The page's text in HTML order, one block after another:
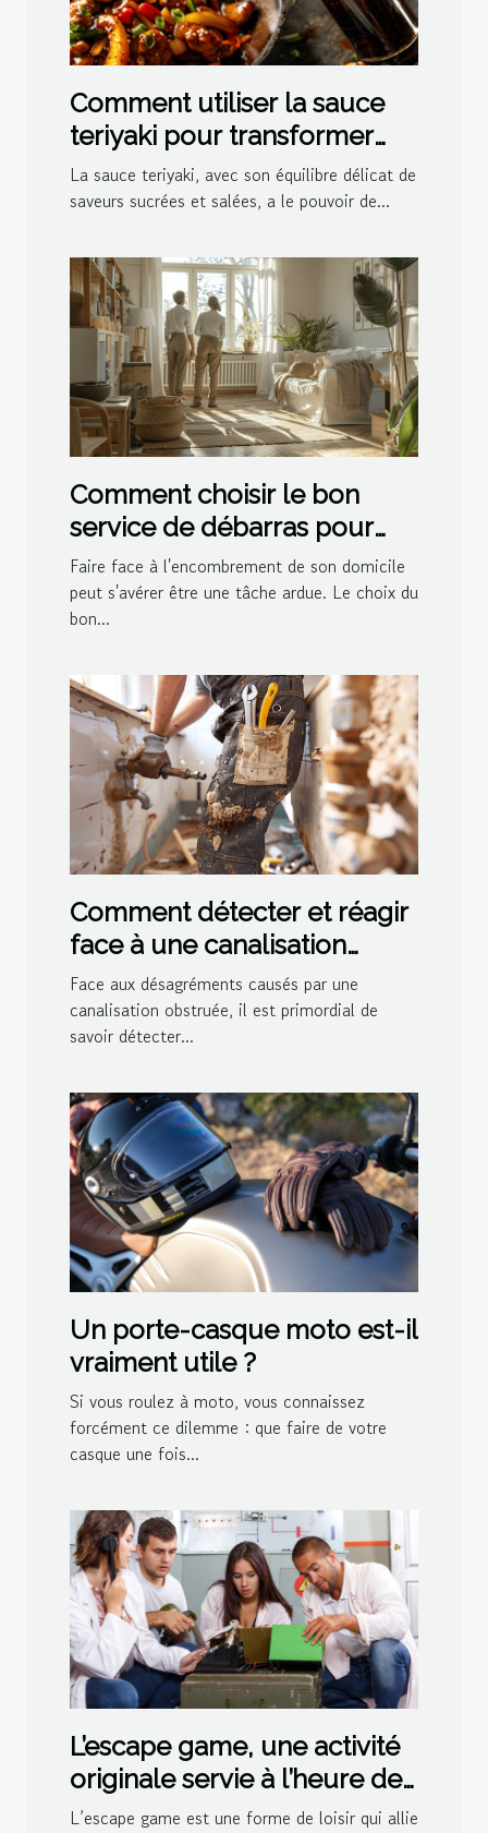
Comment utiliser la sauce
teriyaki pour transformer
vos plats
La sauce teriyaki, avec son équilibre délicat de
saveurs sucrées et salées, a le pouvoir de...
Comment choisir le bon
service de débarras pour
votre domicile
Faire face à l'encombrement de son domicile
peut s'avérer être une tâche ardue. Le choix du
bon...
Comment détecter et réagir
face à une canalisation
bouchée
Face aux désagréments causés par une
canalisation obstruée, il est primordial de
savoir détecter...
Un porte-casque moto est-il
vraiment utile ?
Si vous roulez à moto, vous connaissez
forcément ce dilemme : que faire de votre
casque une fois...
L’escape game, une activité
originale servie à l’heure de
l’apéro par Divertiss’Mans
L’escape game est une forme de loisir qui allie